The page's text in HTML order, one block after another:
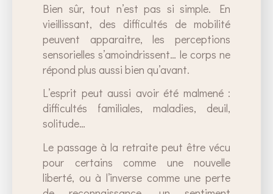
Bien sûr, tout n’est pas si simple. En
vieillissant, des difficultés de mobilité
peuvent apparaitre, les perceptions
sensorielles s’amoindrissent… le corps ne
répond plus aussi bien qu’avant.
L’esprit peut aussi avoir été malmené :
difficultés familiales, maladies, deuil,
solitude…
Le passage à la retraite peut être vécu
pour certains comme une nouvelle
liberté, ou à l’inverse comme une perte